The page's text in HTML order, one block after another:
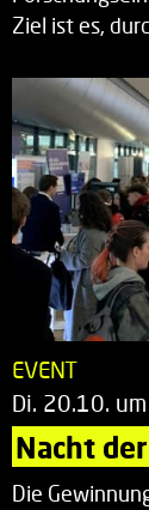
Ziel ist es,
EVENT
Di. 20.10.
Nacht
Die